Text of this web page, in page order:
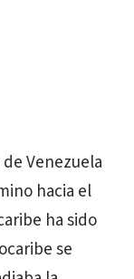
Venezuela
hacia el
ha sido
se